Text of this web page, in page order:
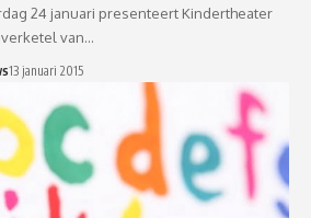
24 januari presenteert Kindertheater
van…
13 januari 2015